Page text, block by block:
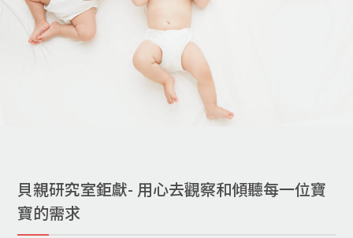
貝親研究室鉅獻- 用心去觀察和傾聽每一位寶
寶的需求